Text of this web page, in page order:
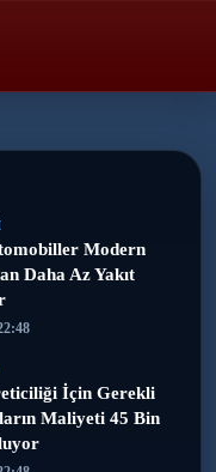
Modern
Daha Az Yakıt
İçin Gerekli
Maliyeti 45 Bin